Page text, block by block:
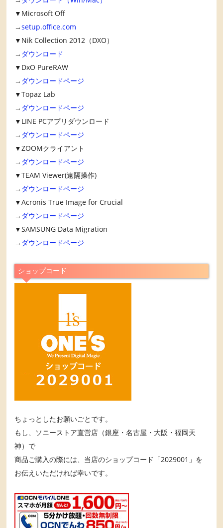
▼Microsoft Off
→setup.office.com
▼Nik Collection 2012（DXO）
→ ダウンロード
▼DxO PureRAW
→ ダウンロードページ
▼Topaz Lab
→ ダウンロードページ
▼LINE PCアプリダウンロード
→ ダウンロードページ
▼ZOOMクライアント
→ ダウンロードページ
▼TEAM Viewer(遠隔操作)
→ ダウンロードページ
▼Acronis True Image for Crucial
→ ダウンロードページ
▼SAMSUNG Data Migration
→ ダウンロードページ
ショップコード
ちょっとしたお願いごとです。
もし、ソニーストア直営店（銀座・名古屋・大阪・福岡天
神）で
商品ご購入の際には、当店のショップコード「2029001」を
お伝えいただければ幸いです。